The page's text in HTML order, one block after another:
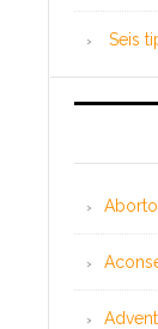
Seis
Aborto